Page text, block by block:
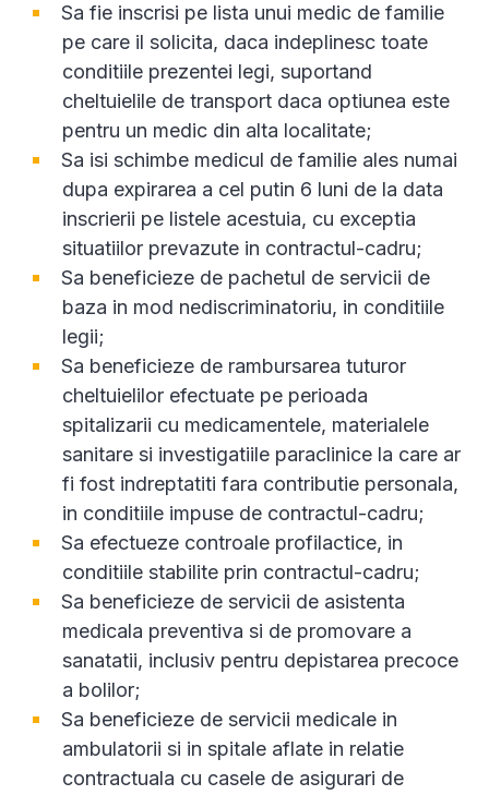
Sa fie inscrisi pe lista unui medic de familie
pe care il solicita, daca indeplinesc toate
conditiile prezentei legi, suportand
cheltuielile de transport daca optiunea este
pentru un medic din alta localitate;
Sa isi schimbe medicul de familie ales numai
dupa expirarea a cel putin 6 luni de la data
inscrierii pe listele acestuia, cu exceptia
situatiilor prevazute in contractul-cadru;
Sa beneficieze de pachetul de servicii de
baza in mod nediscriminatoriu, in conditiile
legii;
Sa beneficieze de rambursarea tuturor
cheltuielilor efectuate pe perioada
spitalizarii cu medicamentele, materialele
sanitare si investigatiile paraclinice la care ar
fi fost indreptatiti fara contributie personala,
in conditiile impuse de contractul-cadru;
Sa efectueze controale profilactice, in
conditiile stabilite prin contractul-cadru;
Sa beneficieze de servicii de asistenta
medicala preventiva si de promovare a
sanatatii, inclusiv pentru depistarea precoce
a bolilor;
Sa beneficieze de servicii medicale in
ambulatorii si in spitale aflate in relatie
contractuala cu casele de asigurari de